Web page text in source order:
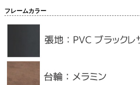
フレームカラー